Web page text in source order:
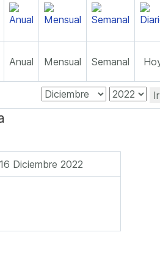
Anual Mensual Semanal
Diciembre 2022